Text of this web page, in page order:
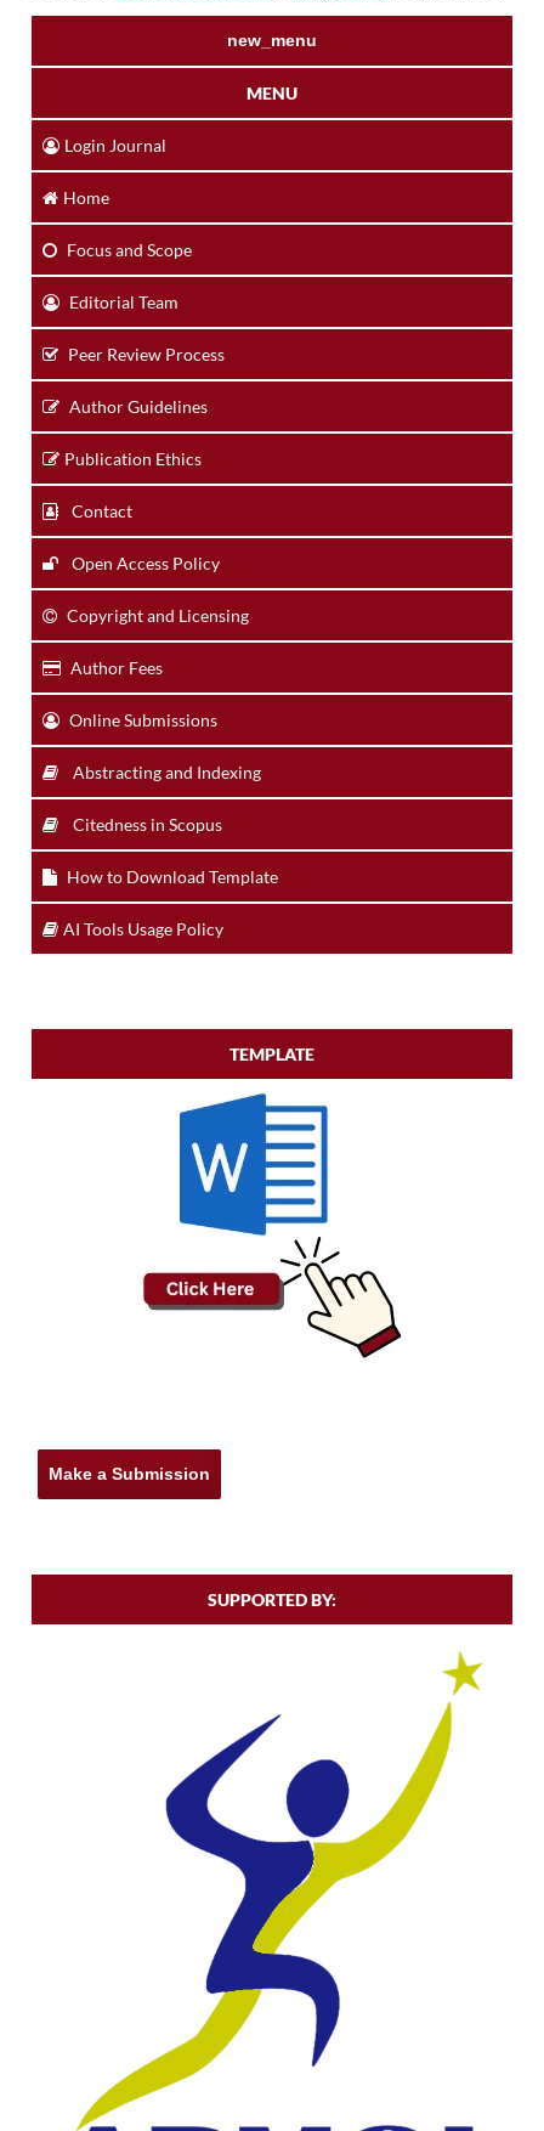
new_menu
MENU
Login Journal
Home
Focus and Scope
Editorial Team
Peer Review Process
Author Guidelines
Publication Ethics
Contact
Open Access Policy
Copyright and Licensing
Author Fees
Online Submissions
Abstracting and Indexing
Citedness in Scopus
How to Download Template
AI Tools Usage Policy
TEMPLATE
Make a Submission
SUPPORTED BY: